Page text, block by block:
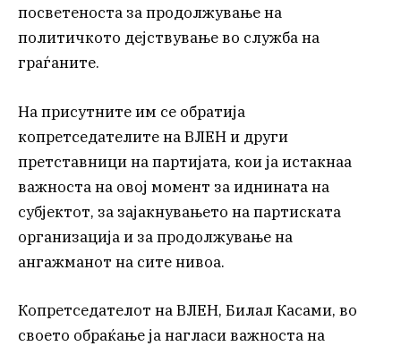
посветеноста за продолжување на
политичкото дејствување во служба на
граѓаните.
На присутните им се обратија
копретседателите на ВЛЕН и други
претставници на партијата, кои ја истакнаа
важноста на овој момент за иднината на
субјектот, за зајакнувањето на партиската
организација и за продолжување на
ангажманот на сите нивоа.
Копретседателот на ВЛЕН, Билал Касами, во
своето обраќање ја нагласи важноста на